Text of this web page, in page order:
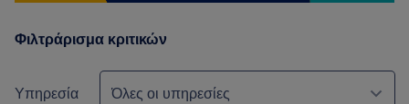
Φιλτράρισμα κριτικών
Υπηρεσία Όλες οι υπηρεσίες